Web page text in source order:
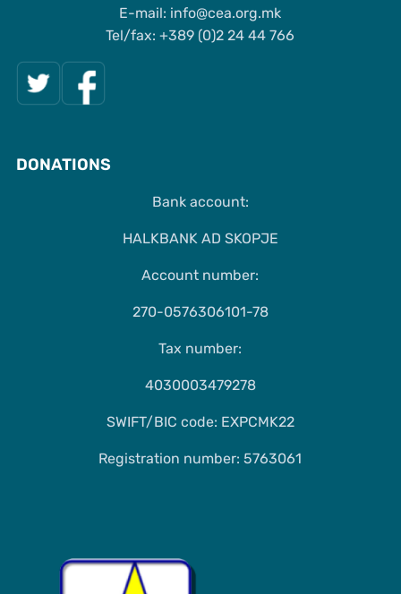
Е-mail: info@cea.org.mk
Tel/fax: +389 (0)2 24 44 766
DONATIONS
Bank account:
HALKBANK AD SKOPJE
Account number:
270-0576306101-78
Tax number:
4030003479278
SWIFT/BIC code: EXPCMK22
Registration number: 5763061